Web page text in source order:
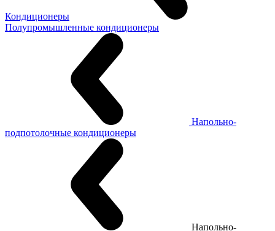
Кондиционеры
Полупромышленные кондиционеры
Напольно-
подпотолочные кондиционеры
Напольно-